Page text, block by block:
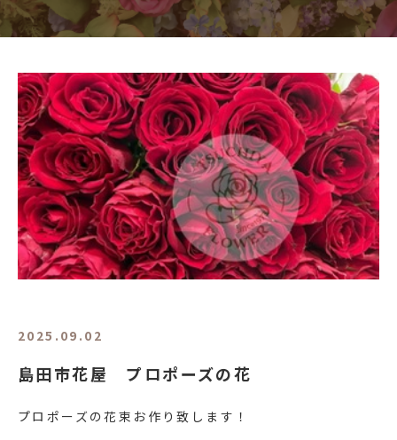
2025.09.02
島田市花屋 プロポーズの花
プロポーズの花束お作り致します！